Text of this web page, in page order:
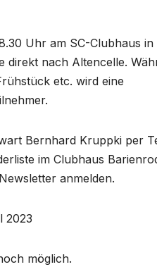
Uhr am SC-Clubhaus in
direkt nach Altencelle.
etc. wird eine
Bernhard Kruppki per
im Clubhaus
anmelden.
2023
möglich.